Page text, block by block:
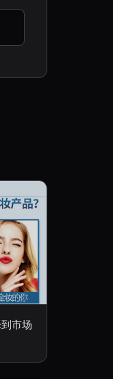
市场